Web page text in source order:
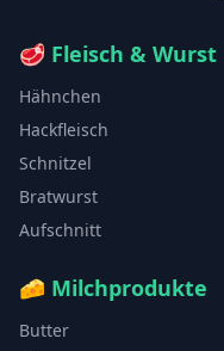
🥩 Fleisch & Wurst
Hähnchen
Hackfleisch
Schnitzel
Bratwurst
Aufschnitt
🧀 Milchprodukte
Butter